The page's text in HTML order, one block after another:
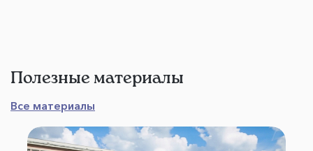
Полезные материалы
Все материалы